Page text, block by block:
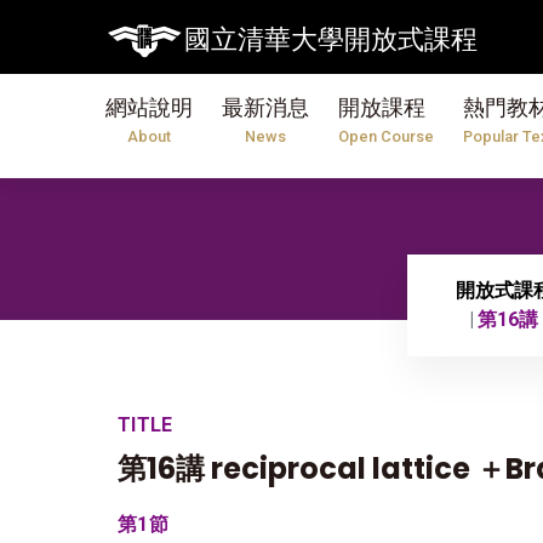
國立清華大學開放式課程
網站說明
About
最新消息
News
開放課程
Open Course
熱門教
Popular
開放式課
第16
TITLE
第16講 reciprocal lattice ＋
第1節